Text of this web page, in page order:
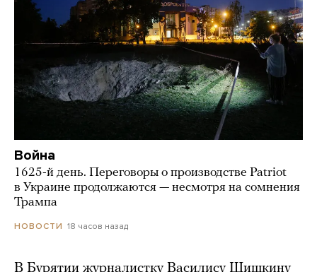
Война
1625-й день. Переговоры о производстве Patriot
в Украине продолжаются — несмотря на сомнения
Трампа
НОВОСТИ 18 часов назад
В Бурятии журналистку Василису Шишкину